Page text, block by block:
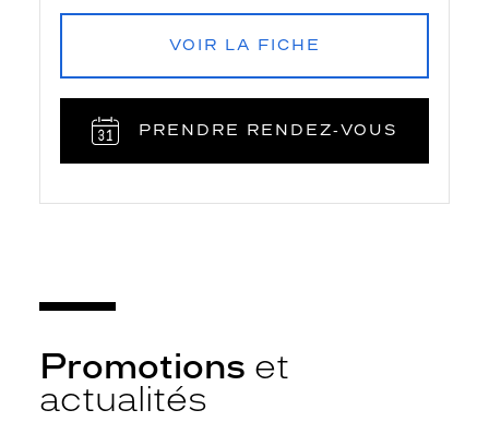
VOIR LA FICHE
PRENDRE RENDEZ‑VOUS
Promotions et
actualités